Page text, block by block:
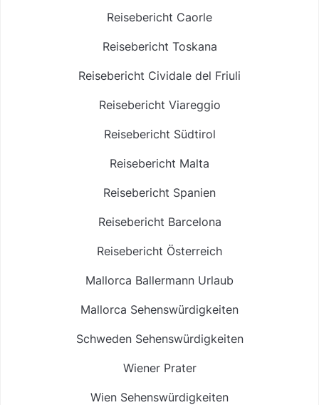
Reisebericht Caorle
Reisebericht Toskana
Reisebericht Cividale del Friuli
Reisebericht Viareggio
Reisebericht Südtirol
Reisebericht Malta
Reisebericht Spanien
Reisebericht Barcelona
Reisebericht Österreich
Mallorca Ballermann Urlaub
Mallorca Sehenswürdigkeiten
Schweden Sehenswürdigkeiten
Wiener Prater
Wien Sehenswürdigkeiten